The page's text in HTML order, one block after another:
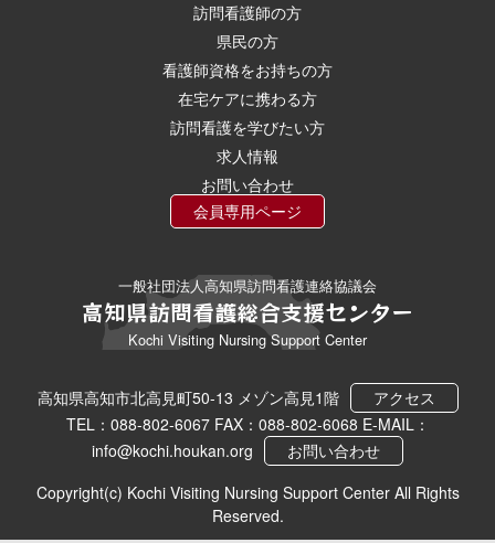
訪問看護師の方
県民の方
看護師資格をお持ちの方
在宅ケアに携わる方
訪問看護を学びたい方
求人情報
お問い合わせ
会員専用ページ
一般社団法人高知県訪問看護連絡協議会
高知県訪問看護総合支援センター
Kochi Visiting Nursing Support Center
高知県高知市北高見町50-13 メゾン高見1階
アクセス
TEL：088-802-6067 FAX：088-802-6068 E-MAIL：
info@kochi.houkan.org
お問い合わせ
Copyright(c) Kochi Visiting Nursing Support Center All Rights
Reserved.